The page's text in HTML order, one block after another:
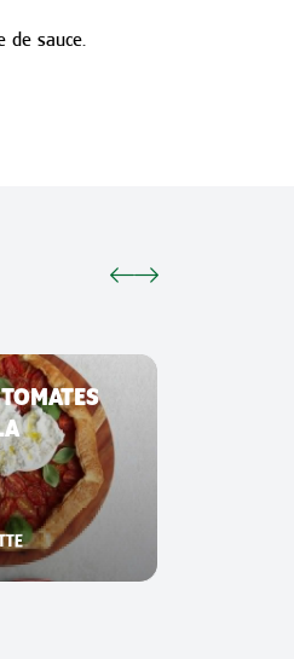
de sauce.